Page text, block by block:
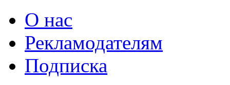
О нас
Рекламодателям
Подписка